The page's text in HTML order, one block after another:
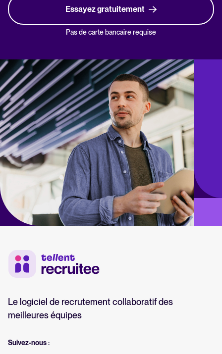
Essayez gratuitement
Pas de carte bancaire requise
Le logiciel de recrutement collaboratif des
meilleures équipes
Suivez-nous :